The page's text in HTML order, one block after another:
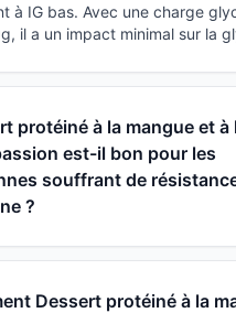
à IG bas. Avec une charge
il a un impact minimal sur la
protéiné à la mangue et
est-il bon pour les
souffrant de
?
Dessert protéiné à la